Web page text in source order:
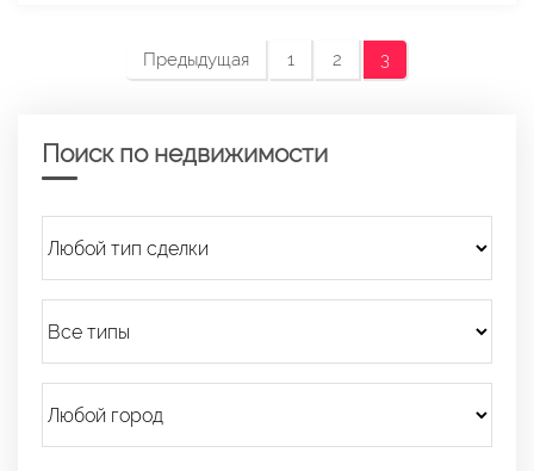
Предыдущая 1 2 3
Поиск по недвижимости